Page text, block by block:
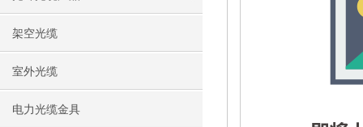
架空光缆
室外光缆
电力光缆金具